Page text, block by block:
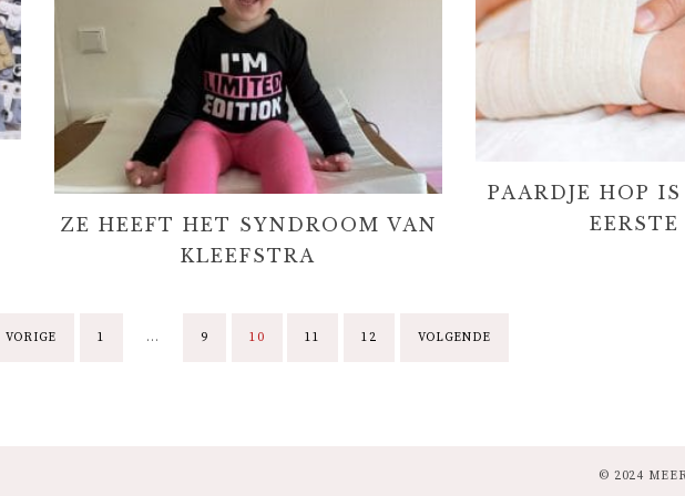
ZE HEEFT HET SYNDROOM VAN
KLEEFSTRA
PAARDJE HOP
B
VORIGE 1 … 9 10 11 12 VOLGENDE
© 2024